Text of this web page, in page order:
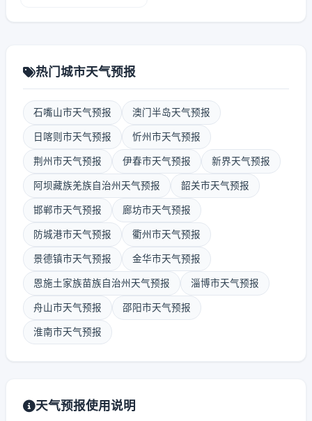
热门城市天气预报
石嘴山市天气预报 澳门半岛天气预报
日喀则市天气预报 忻州市天气预报
荆州市天气预报 伊春市天气预报 新界天气预报
阿坝藏族羌族自治州天气预报 韶关市天气预报
邯郸市天气预报 廊坊市天气预报
防城港市天气预报 衢州市天气预报
景德镇市天气预报 金华市天气预报
恩施土家族苗族自治州天气预报 淄博市天气预报
舟山市天气预报 邵阳市天气预报
淮南市天气预报
天气预报使用说明